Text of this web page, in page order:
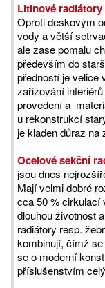
Litinové
Oproti deskovým
vody a větší
ale zase pomalu
především do
předností je velice
zařizování
provedení a
u rekonstrukcí
je kladen důraz na
Ocelové sekční
jsou dnes
Mají velmi dobré
cca 50 % cirkulací
dlouhou životnost
radiátory resp.
kombinují, čímž se
se o moderní
příslušenstvím